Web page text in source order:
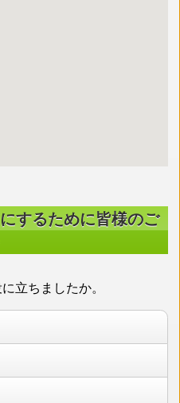
するために皆様のご
立ちましたか。